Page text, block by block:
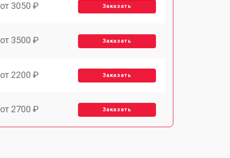
от 3050 ₽ Заказать
от 3500 ₽ Заказать
от 2200 ₽ Заказать
от 2700 ₽ Заказать